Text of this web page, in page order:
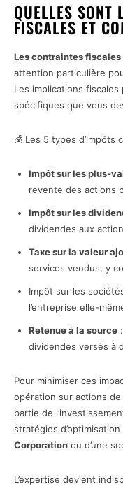
QUELLES SONT
FISCALES ET
Les contraintes fiscales
attention particulière
Les implications
spécifiques que vous
💰 Les 5 types d’impôts
Impôt sur les plus-
revente des actions
Impôt sur les
dividendes aux
Taxe sur la valeur
services vendus, y
Impôt sur les
l’entreprise elle-
Retenue à la source
dividendes versés à
Pour minimiser ces
opération sur actions de
partie de
stratégies
Corporation ou d’une
L’expertise devient